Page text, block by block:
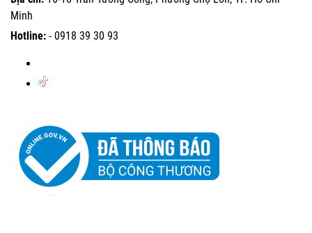
Minh
Hotline: - 0918 39 30 93